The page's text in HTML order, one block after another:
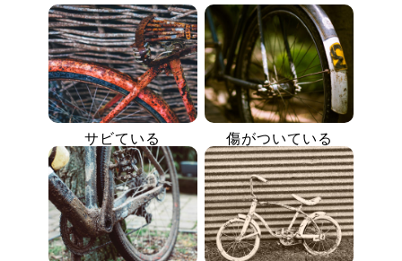
サビている 傷がついている